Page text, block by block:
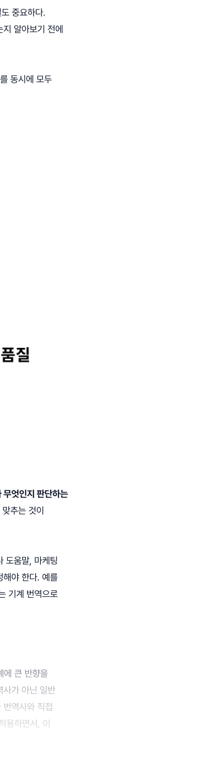
중요하다.
알아보기 전에
동시에 모두
무엇인지 판단하는
추는 것이
도움말, 마케팅
해야 한다. 예를
기계 번역으로
에 큰 반향을
사가 아닌 일반
역사와 직접
용하면서, 이